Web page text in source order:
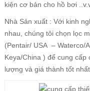
kiện cơ bản cho hồ bơi
Nhà Sản xuất : Với kinh
nhau, chúng tôi chọn lọc
(Pentair/ USA – Waterco/
Keya/China ) để cung
lượng và giá thành tốt nhất.